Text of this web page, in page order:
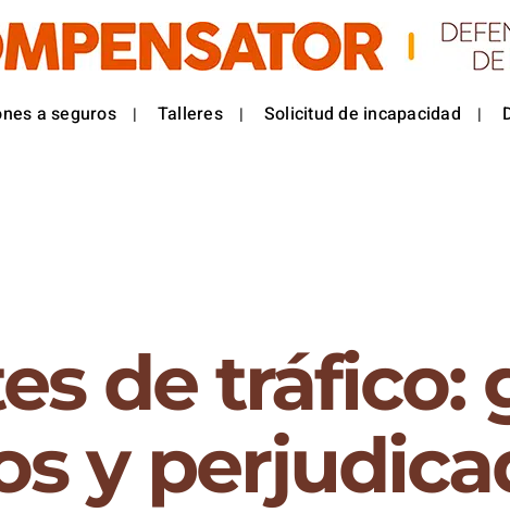
a seguros Talleres Solicitud de incapacidad
de tráfico:
y